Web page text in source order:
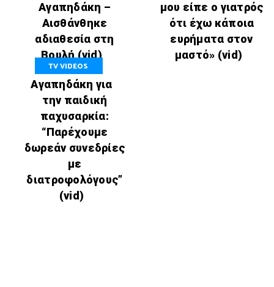
Αγαπηδάκη –
Αισθάνθηκε
αδιαθεσία στη
Βουλή (vid)
μου είπε ο γιατρός
ότι έχω κάποια
ευρήματα στον
μαστό» (vid)
TV VIDEOS
Αγαπηδάκη για
την παιδική
παχυσαρκία:
“Παρέχουμε
δωρεάν συνεδρίες
με
διατροφολόγους”
(vid)